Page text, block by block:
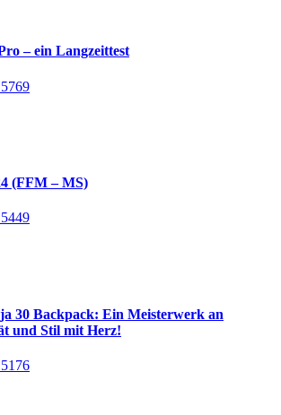
– ein Langzeittest
(FFM – MS)
30 Backpack: Ein Meisterwerk an
und Stil mit Herz!